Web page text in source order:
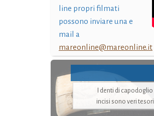
line propri filmati
possono inviare una e
mail a
mareonline@mareonline.it
I denti di capodoglio
incisi sono veri tesori